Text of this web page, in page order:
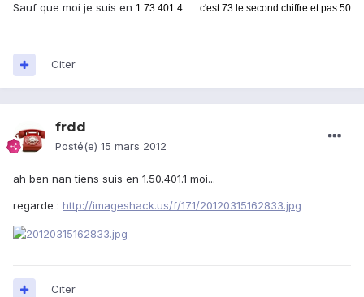
Sauf que moi je suis en 1.73.401.4...... c'est 73 le second chiffre et pas 50
Citer
frdd
Posté(e) 15 mars 2012
ah ben nan tiens suis en 1.50.401.1 moi...
regarde : http://imageshack.us/f/171/20120315162833.jpg
Citer